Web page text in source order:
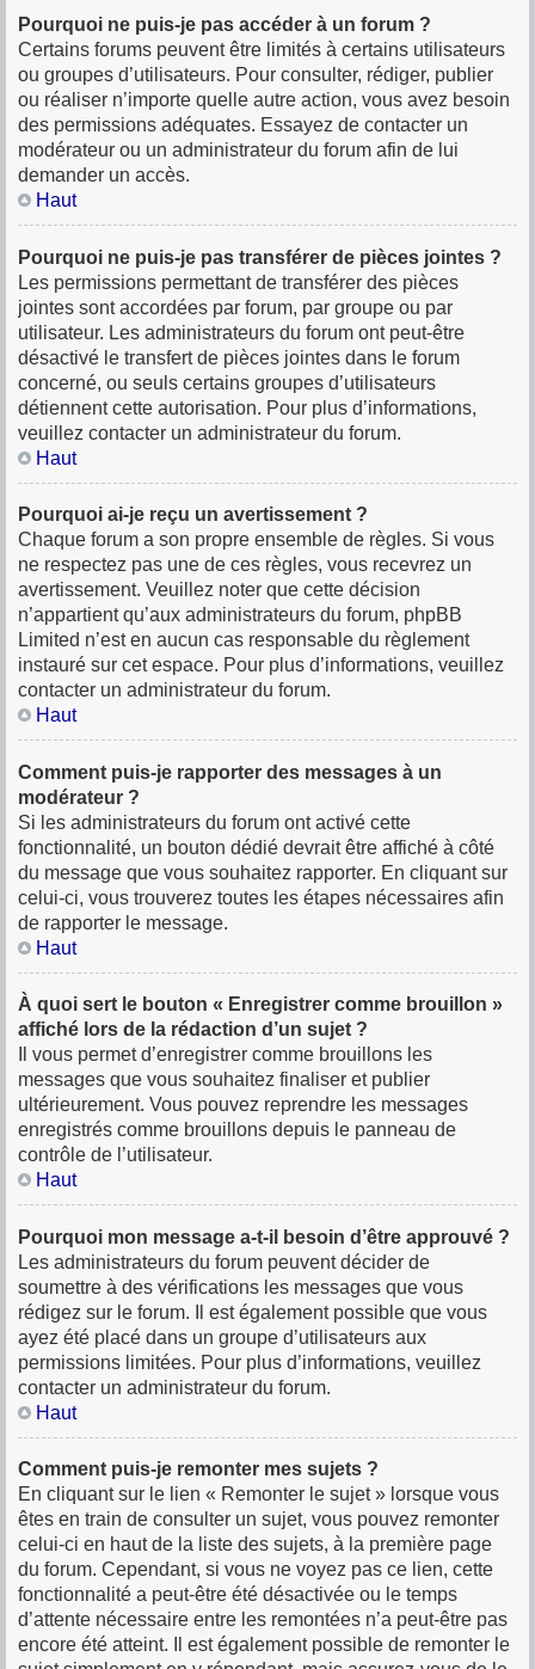
Pourquoi ne puis-je pas accéder à un forum ?
Certains forums peuvent être limités à certains utilisateurs
ou groupes d’utilisateurs. Pour consulter, rédiger, publier
ou réaliser n’importe quelle autre action, vous avez besoin
des permissions adéquates. Essayez de contacter un
modérateur ou un administrateur du forum afin de lui
demander un accès.
Haut
Pourquoi ne puis-je pas transférer de pièces jointes ?
Les permissions permettant de transférer des pièces
jointes sont accordées par forum, par groupe ou par
utilisateur. Les administrateurs du forum ont peut-être
désactivé le transfert de pièces jointes dans le forum
concerné, ou seuls certains groupes d’utilisateurs
détiennent cette autorisation. Pour plus d’informations,
veuillez contacter un administrateur du forum.
Haut
Pourquoi ai-je reçu un avertissement ?
Chaque forum a son propre ensemble de règles. Si vous
ne respectez pas une de ces règles, vous recevrez un
avertissement. Veuillez noter que cette décision
n’appartient qu’aux administrateurs du forum, phpBB
Limited n’est en aucun cas responsable du règlement
instauré sur cet espace. Pour plus d’informations, veuillez
contacter un administrateur du forum.
Haut
Comment puis-je rapporter des messages à un
modérateur ?
Si les administrateurs du forum ont activé cette
fonctionnalité, un bouton dédié devrait être affiché à côté
du message que vous souhaitez rapporter. En cliquant sur
celui-ci, vous trouverez toutes les étapes nécessaires afin
de rapporter le message.
Haut
À quoi sert le bouton « Enregistrer comme brouillon »
affiché lors de la rédaction d’un sujet ?
Il vous permet d’enregistrer comme brouillons les
messages que vous souhaitez finaliser et publier
ultérieurement. Vous pouvez reprendre les messages
enregistrés comme brouillons depuis le panneau de
contrôle de l’utilisateur.
Haut
Pourquoi mon message a-t-il besoin d’être approuvé ?
Les administrateurs du forum peuvent décider de
soumettre à des vérifications les messages que vous
rédigez sur le forum. Il est également possible que vous
ayez été placé dans un groupe d’utilisateurs aux
permissions limitées. Pour plus d’informations, veuillez
contacter un administrateur du forum.
Haut
Comment puis-je remonter mes sujets ?
En cliquant sur le lien « Remonter le sujet » lorsque vous
êtes en train de consulter un sujet, vous pouvez remonter
celui-ci en haut de la liste des sujets, à la première page
du forum. Cependant, si vous ne voyez pas ce lien, cette
fonctionnalité a peut-être été désactivée ou le temps
d’attente nécessaire entre les remontées n’a peut-être pas
encore été atteint. Il est également possible de remonter le